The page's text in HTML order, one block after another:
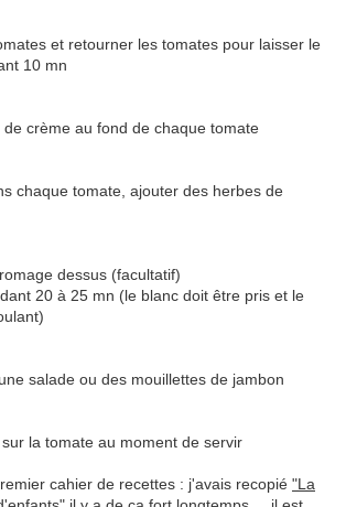
et retourner les tomates pour laisser le
10 mn
crème au fond de chaque tomate
chaque tomate, ajouter des herbes de
dessus (facultatif)
20 à 25 mn (le blanc doit être pris et le
salade ou des mouillettes de jambon
la tomate au moment de servir
cahier de recettes : j'avais recopié "La